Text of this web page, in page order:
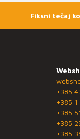
Fiksni tečaj
+385
+385
+385
+385
+385